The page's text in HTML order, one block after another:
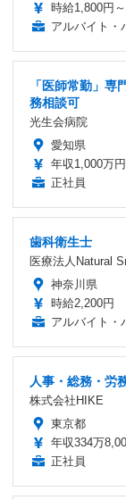
時給1,800円
アルバイト・
「医師常勤」
務相談可
光生会病院
愛知県
年収1,000万円
正社員
歯科衛生士
医療法人Natural
神奈川県
時給2,200円
アルバイト・
人事・総務・労
株式会社HIKE
東京都
年収334万
正社員